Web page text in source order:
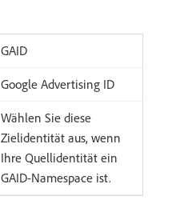
GAID
Google Advertising ID
Wählen Sie diese
Zielidentität aus, wenn
Ihre Quellidentität ein
GAID-Namespace ist.